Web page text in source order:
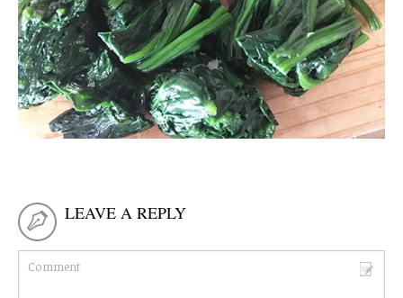
LEAVE A REPLY